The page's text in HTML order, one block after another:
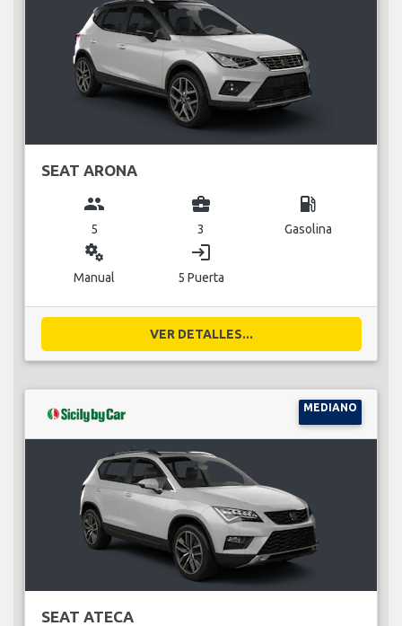
SEAT ARONA
group
5
business_center
3
local_gas_station
Gasolina
miscellaneous_services
Manual
login
5 Puerta
VER DETALLES...
MEDIANO
SEAT ATECA